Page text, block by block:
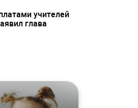
учителей
глава